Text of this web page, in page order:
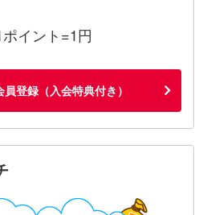
イント=1円
登録（入会特典付き）